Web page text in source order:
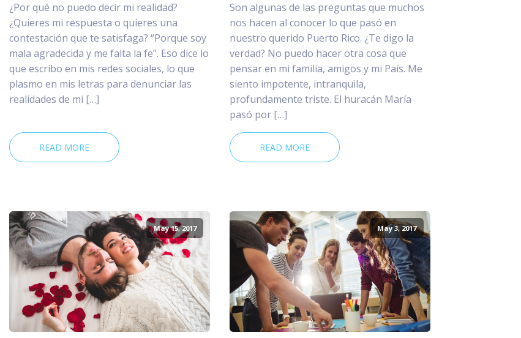
¿Por qué no puedo decir mi realidad?
¿Quieres mi respuesta o quieres una
contestación que te satisfaga? “Porque soy
mala agradecida y me falta la fe”. Eso dice lo
que escribo en mis redes sociales, lo que
plasmo en mis letras para denunciar las
realidades de mi […]
READ MORE
Son algunas de las preguntas que muchos
nos hacen al conocer lo que pasó en
nuestro querido Puerto Rico. ¿Te digo la
verdad? No puedo hacer otra cosa que
pensar en mi familia, amigos y mi País. Me
siento impotente, intranquila,
profundamente triste. El huracán María
pasó por […]
READ MORE
May 15, 2017 May 3, 2017